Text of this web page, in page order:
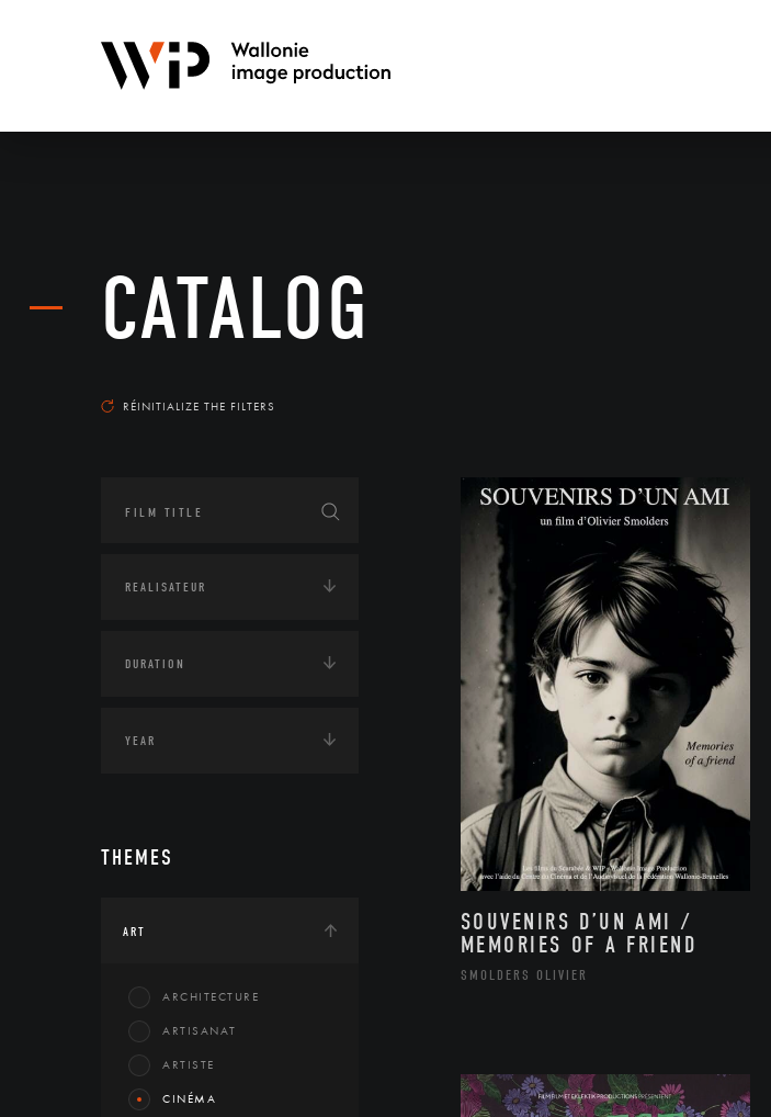
CATALOG
RÉINITIALIZE THE FILTERS
THEMES
ART
ARCHITECTURE
ARTISANAT
ARTISTE
CINÉMA
SOUVENIRS D’UN AMI /
MEMORIES OF A FRIEND
SMOLDERS OLIVIER